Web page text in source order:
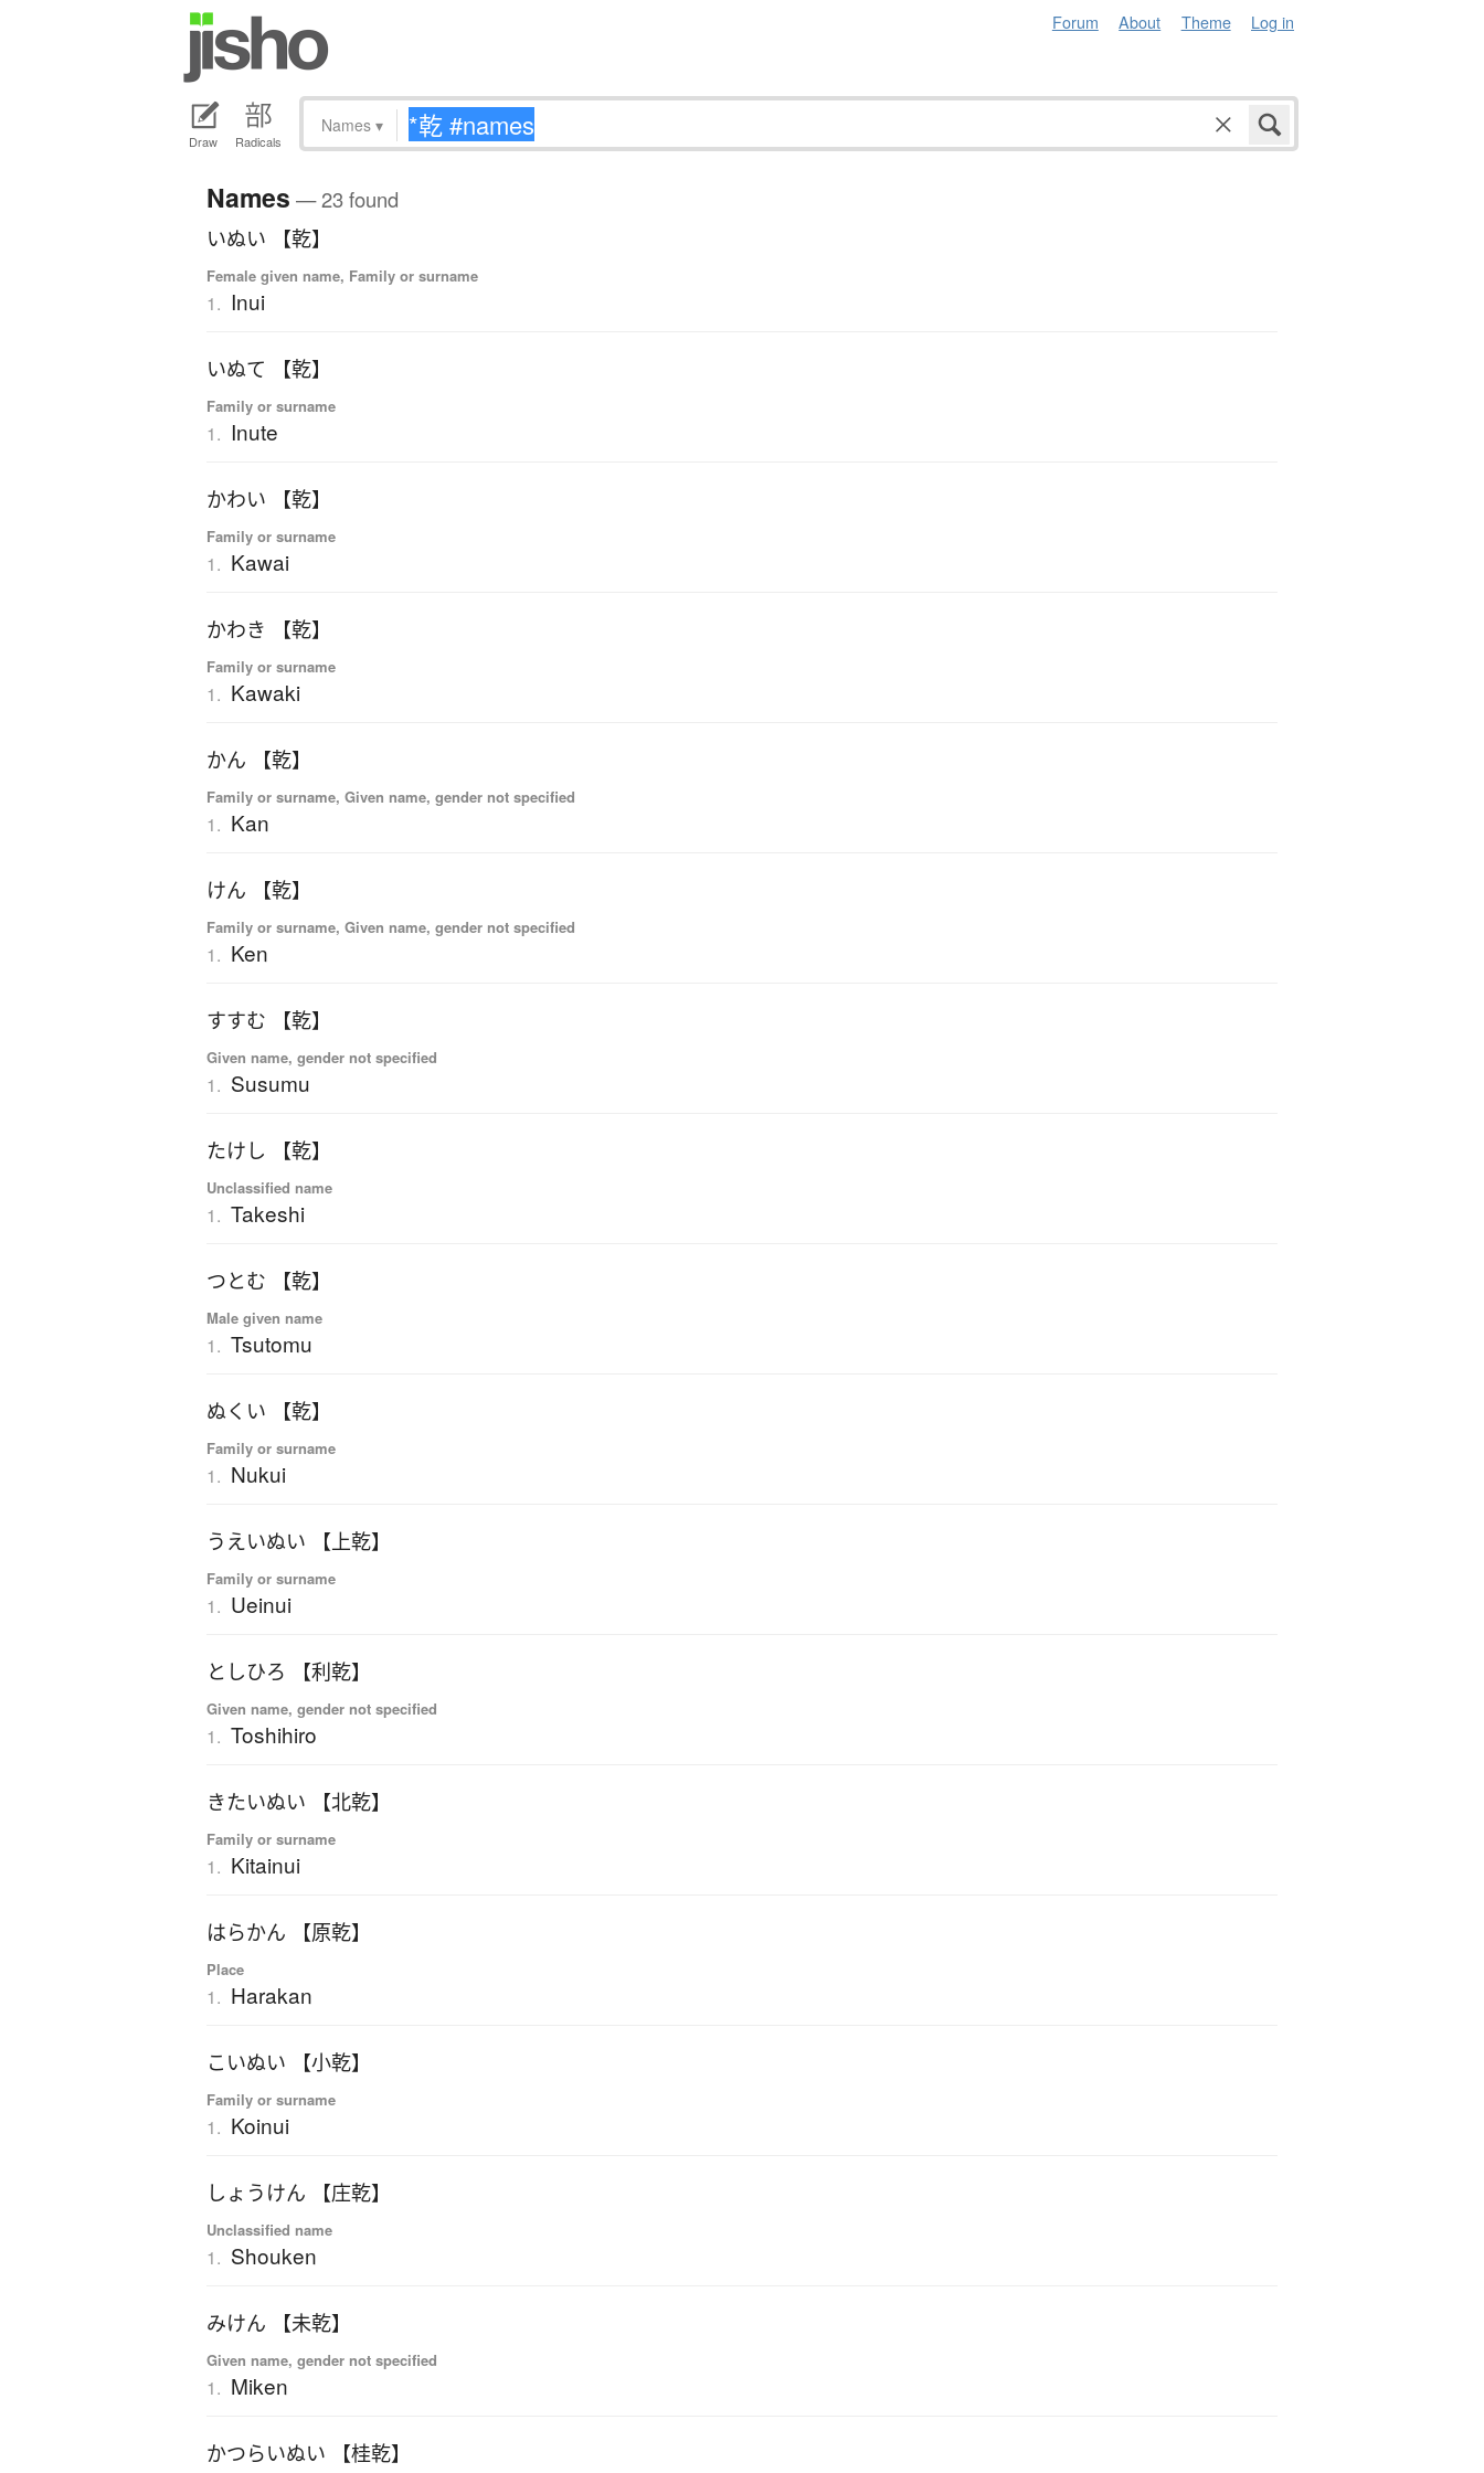
Forum About Theme Log in
Draw Radicals
Names ▾
Names — 23 found
いぬい 【乾】
Female given name, Family or surname
1. Inui
いぬて 【乾】
Family or surname
1. Inute
かわい 【乾】
Family or surname
1. Kawai
かわき 【乾】
Family or surname
1. Kawaki
かん 【乾】
Family or surname, Given name, gender not specified
1. Kan
けん 【乾】
Family or surname, Given name, gender not specified
1. Ken
すすむ 【乾】
Given name, gender not specified
1. Susumu
たけし 【乾】
Unclassified name
1. Takeshi
つとむ 【乾】
Male given name
1. Tsutomu
ぬくい 【乾】
Family or surname
1. Nukui
うえいぬい 【上乾】
Family or surname
1. Ueinui
としひろ 【利乾】
Given name, gender not specified
1. Toshihiro
きたいぬい 【北乾】
Family or surname
1. Kitainui
はらかん 【原乾】
Place
1. Harakan
こいぬい 【小乾】
Family or surname
1. Koinui
しょうけん 【庄乾】
Unclassified name
1. Shouken
みけん 【未乾】
Given name, gender not specified
1. Miken
かつらいぬい 【桂乾】